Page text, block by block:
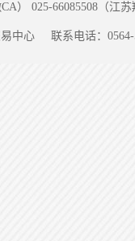
） 025-66085508（江
中心 联系电话：0564-